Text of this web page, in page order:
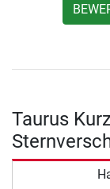
Taurus